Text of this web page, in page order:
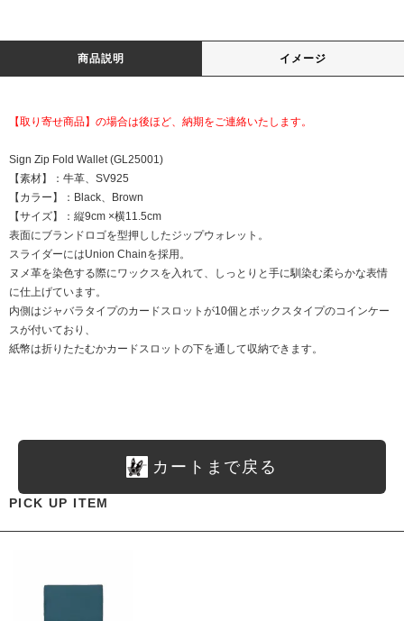
商品説明 イメージ
【取り寄せ商品】の場合は後ほど、納期をご連絡いたします。
Sign Zip Fold Wallet (GL25001)
【素材】：牛革、SV925
【カラー】：Black、Brown
【サイズ】：縦9cm ×横11.5cm
表面にブランドロゴを型押ししたジップウォレット。
スライダーにはUnion Chainを採用。
ヌメ革を染色する際にワックスを入れて、しっとりと手に馴染む柔らかな表情
に仕上げています。
内側はジャバラタイプのカードスロットが10個とボックスタイプのコインケー
スが付いており、
紙幣は折りたたむかカードスロットの下を通して収納できます。
カートまで戻る
PICK UP ITEM